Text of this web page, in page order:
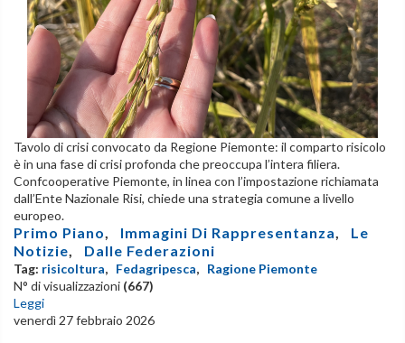
Tavolo di crisi convocato da Regione Piemonte: il comparto risicolo
è in una fase di crisi profonda che preoccupa l’intera filiera.
Confcooperative Piemonte, in linea con l’impostazione richiamata
dall’Ente Nazionale Risi, chiede una strategia comune a livello
europeo.
Primo Piano, Immagini Di Rappresentanza, Le
Notizie, Dalle Federazioni
Tag: risicoltura, Fedagripesca, Ragione Piemonte
N° di visualizzazioni (667)
Leggi
venerdì 27 febbraio 2026